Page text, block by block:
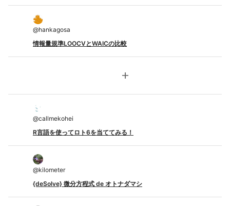
@hankagosa
情報量規準LOOCVとWAICの比較
add
@callmekohei
R言語を使ってロト6を当ててみる！
@kilometer
{deSolve} 微分方程式 de オトナダマシ